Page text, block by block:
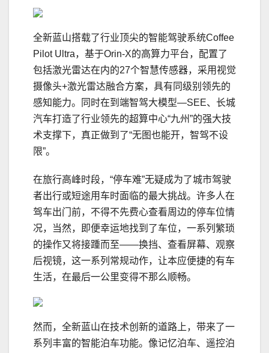
全新蓝山搭载了行业顶尖的智能驾驶系统Coffee
Pilot Ultra，基于Orin-X的高算力平台，配置了
包括激光雷达在内的27个智慧传感器，采用视觉
摄像头+激光雷达融合方案，具有同级别领先的
感知能力。同时在到端智驾大模型—SEE、长城
汽车打造了行业领先的超算中心“九州”的强大技
术支撑下，真正做到了“无图也能开，智驾不设
限”。
在旅行高峰时段，“停车难”无疑成为了城市驾驶
者出行或短途用车时面临的最大挑战。许多人在
驾车出门前，不得不先费心查看周边的停车位情
况，当然，即便幸运地找到了车位，一系列繁琐
的操作又将接踵而至——换挡、查看屏幕、观察
后视镜，这一系列常规动作，让本应便捷的有车
生活，在最后一公里变得不那么顺畅。
然而，全新蓝山在技术创新的道路上，带来了一
系列丰富的智能泊车功能。像记忆泊车、遥控泊